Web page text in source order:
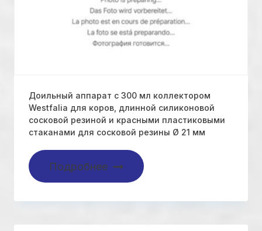
Доильный аппарат с 300 мл коллектором
Westfalia для коров, длинной силиконовой
сосковой резиной и красными пластиковыми
стаканами для сосковой резины Ø 21 мм
Подробнее